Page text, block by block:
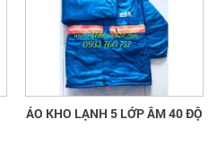
ÁO KHO LẠNH 5 LỚP ÂM 40 ĐỘ